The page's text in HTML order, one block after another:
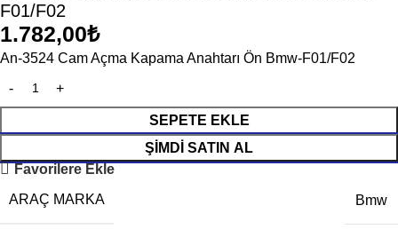
F01/F02
1.782,00₺
An-3524 Cam Açma Kapama Anahtarı Ön Bmw-F01/F02
SEPETE EKLE
ŞIMDI SATIN AL
Favorilere Ekle
ARAÇ MARKA Bmw